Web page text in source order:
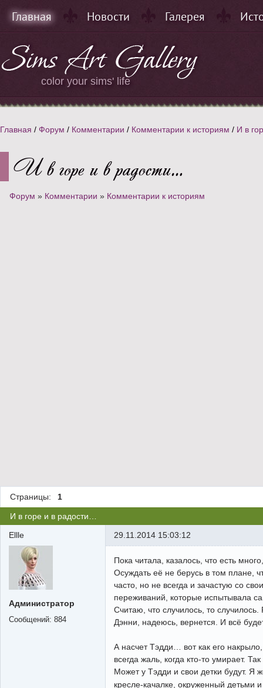
Главная Новости Галерея
color your sims' life
Главная / Форум / Комментарии / Комментарии к историям / И в
И в горе и в радости…
Форум » Комментарии » Комментарии к историям
Страницы: 1
И в горе и в радости…
Ellle
Администратор
Сообщений: 884
29.11.2014 15:03:12
Пока читала, казалось, что есть
Осуждать её не берусь в том плане,
часто, но не всегда и зачастую со
переживаний, которые испытывала
Считаю, что случилось, то случилось.
Дэнни, надеюсь, вернется. И всё
А насчет Тэдди… вот как его
всегда жаль, когда кто-то умирает.
Может у Тэдди и свои детки будут. Я
кресле-качалке, окруженный детьми